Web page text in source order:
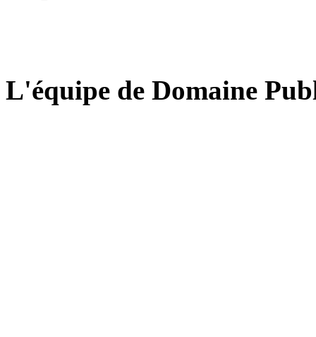
L'équipe de Domaine